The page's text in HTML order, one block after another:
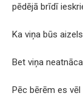
pēdējā brīdī
Ka viņa būs
Bet viņa
Pēc bērēm es vēl